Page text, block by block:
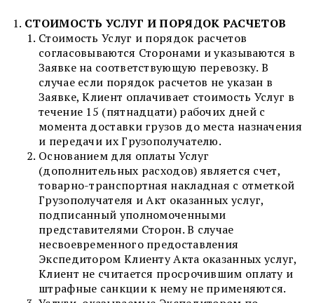
СТОИМОСТЬ УСЛУГ И ПОРЯДОК РАСЧЕТОВ
Стоимость Услуг и порядок расчетов
согласовываются Сторонами и указываются в
Заявке на соответствующую перевозку. В
случае если порядок расчетов не указан в
Заявке, Клиент оплачивает стоимость Услуг в
течение 15 (пятнадцати) рабочих дней с
момента доставки грузов до места назначения
и передачи их Грузополучателю.
Основанием для оплаты Услуг
(дополнительных расходов) является счет,
товарно-транспортная накладная с отметкой
Грузополучателя и Акт оказанных услуг,
подписанный уполномоченными
представителями Сторон. В случае
несвоевременного предоставления
Экспедитором Клиенту Акта оказанных услуг,
Клиент не считается просрочившим оплату и
штрафные санкции к нему не применяются.